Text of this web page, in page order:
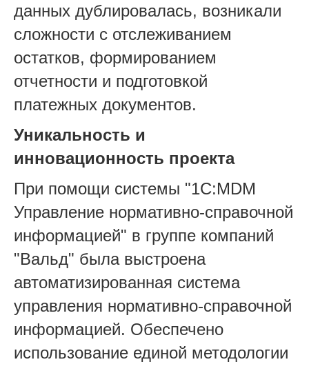
данных дублировалась, возникали
сложности с отслеживанием
остатков, формированием
отчетности и подготовкой
платежных документов.
Уникальность и
инновационность проекта
При помощи системы "1С:MDM
Управление нормативно-справочной
информацией" в группе компаний
"Вальд" была выстроена
автоматизированная система
управления нормативно-справочной
информацией. Обеспечено
использование единой методологии